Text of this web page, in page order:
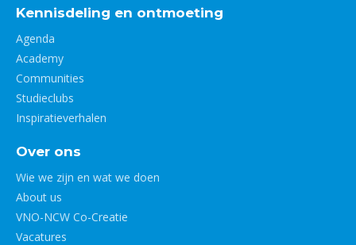
Kennisdeling en ontmoeting
Agenda
Academy
Communities
Studieclubs
Inspiratieverhalen
Over ons
Wie we zijn en wat we doen
About us
VNO-NCW Co-Creatie
Vacatures